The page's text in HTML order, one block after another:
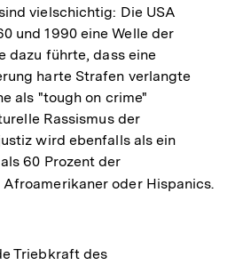
vielschichtig: Die USA
und 1990 eine Welle der
dazu führte, dass eine
harte Strafen verlangte
als "tough on crime"
Rassismus der
wird ebenfalls als ein
60 Prozent der
oder Hispanics.
Triebkraft des